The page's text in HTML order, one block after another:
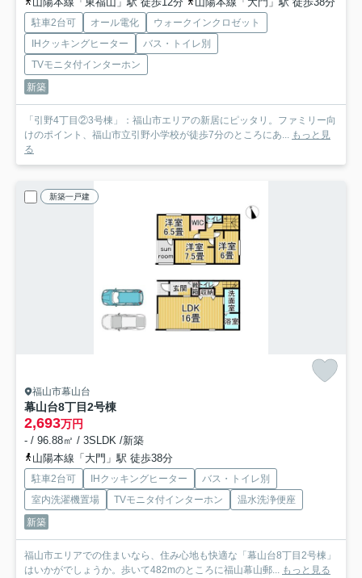
駐車2台可 オール電化
ウォークインクロゼット
IHクッキングヒーター
バス・トイレ別
TVモニタ付インターホン
新築
「引野4丁目②3号棟」：福山市エリアの新居にピッタリ。ファミリー向
けのポイント、福山市立引野小学校が徒歩7分のところにあ... もっと見
る
新築一戸建
福山市幕山台
幕山台8丁目2号棟
2,693万円
- / 96.88㎡ / 3SLDK /新築
山陽本線「大門」駅 徒歩38分
駐車2台可 IHクッキングヒーター
バス・トイレ別
室内洗濯機置場
TVモニタ付インターホン
温水洗浄便座
新築
福山市エリアでの住まいなら、住み心地も快適な「幕山台8丁目2号棟」
はいかがでしょうか。歩いて482mのところに福山幕山郵... もっと見る